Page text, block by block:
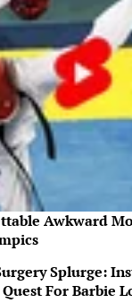
Awkward
Splurge:
For Barbie